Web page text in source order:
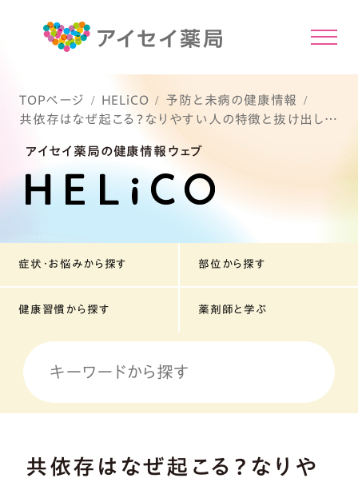
TOPページ HELiCO
予防と未病の健康情報
共依存はなぜ起こる？なりやすい人の特徴と抜け出し方
アイセイ薬局の健康情報ウェブ
症状・お悩みから探す 部位から探す
健康習慣から探す 薬剤師と学ぶ
共依存はなぜ起こる？なりや